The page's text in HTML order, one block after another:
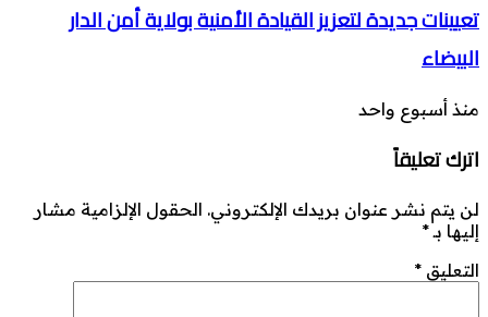
تعيينات جديدة لتعزيز القيادة الأمنية بولاية أمن الدار
البيضاء
منذ أسبوع واحد
اترك تعليقاً
لن يتم نشر عنوان بريدك الإلكتروني. الحقول الإلزامية مشار
إليها بـ*
التعليق *